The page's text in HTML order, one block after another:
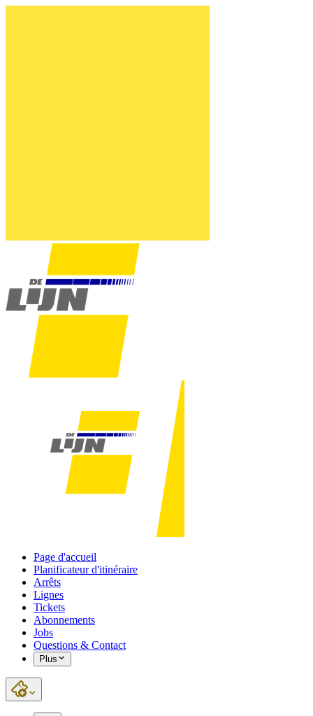
Page d'accueil
Planificateur d'itinéraire
Arrêts
Lignes
Tickets
Abonnements
Jobs
Questions & Contact
Plus